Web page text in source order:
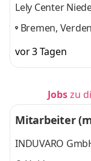
Lely Center
Bremen,
Rotenburg,
Sulingen,
vor 3 Tagen
Jobszu
Mitarbeiter
INDUVARO